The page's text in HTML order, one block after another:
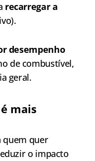
recarregar a
desempenho
de combustível,
geral.
mais
quem quer
o impacto